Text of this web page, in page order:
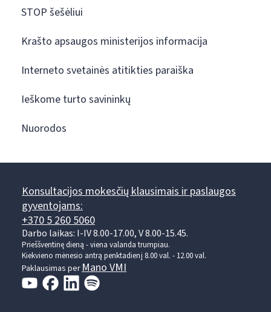
STOP šešėliui
Krašto apsaugos ministerijos informacija
Interneto svetainės atitikties paraiška
Ieškome turto savininkų
Nuorodos
Konsultacijos mokesčių klausimais ir paslaugos
gyventojams:
+370 5 260 5060
Darbo laikas: I-IV 8.00-17.00, V 8.00-15.45.
Prieššventinę dieną - viena valanda trumpiau.
Kiekvieno mėnesio antrą penktadienį 8.00 val. - 12.00 val.
Paklausimas per Mano VMI